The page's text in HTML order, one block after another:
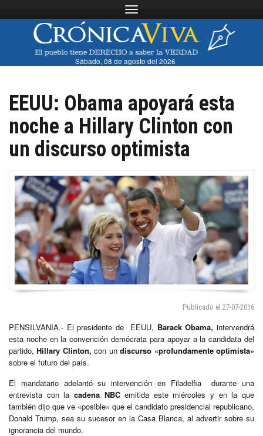
Toggle navigation
Sábado, 08 de agosto del 2026
EEUU: Obama apoyará esta
noche a Hillary Clinton con
un discurso optimista
Publicado el 27-07-2016
PENSILVANIA.- El presidente de EEUU, Barack Obama, intervendrá
esta noche en la convención demócrata para apoyar a la candidata del
partido,Hillary Clinton, con undiscurso «profundamente optimista»
sobre el futuro del país.
El mandatario adelantó su intervención en Filadelfia durante una
entrevista con la cadena NBCemitida este miércoles y en la que
también dijo que ve «posible» que el candidato presidencial republicano,
Donald Trump, sea su sucesor en la Casa Blanca, al advertir sobre su
ignorancia del mundo.